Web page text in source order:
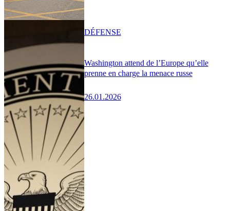
Washington attend de l’Europe qu’elle
prenne en charge la menace russe
26.01.2026
DÉFENSE